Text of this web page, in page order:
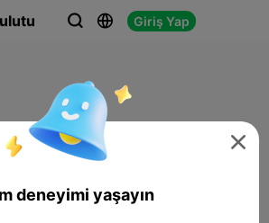
  Giriş Yap

deneyimi yaşayın